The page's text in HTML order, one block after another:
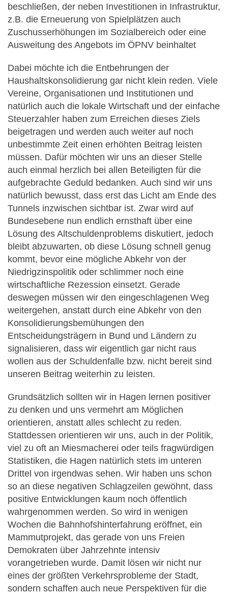
beschließen, der neben Investitionen in Infrastruktur,
z.B. die Erneuerung von Spielplätzen auch
Zuschusserhöhungen im Sozialbereich oder eine
Ausweitung des Angebots im ÖPNV beinhaltet
Dabei möchte ich die Entbehrungen der
Haushaltskonsolidierung gar nicht klein reden. Viele
Vereine, Organisationen und Institutionen und
natürlich auch die lokale Wirtschaft und der einfache
Steuerzahler haben zum Erreichen dieses Ziels
beigetragen und werden auch weiter auf noch
unbestimmte Zeit einen erhöhten Beitrag leisten
müssen. Dafür möchten wir uns an dieser Stelle
auch einmal herzlich bei allen Beteiligten für die
aufgebrachte Geduld bedanken. Auch sind wir uns
natürlich bewusst, dass erst das Licht am Ende des
Tunnels inzwischen sichtbar ist. Zwar wird auf
Bundesebene nun endlich ernsthaft über eine
Lösung des Altschuldenproblems diskutiert, jedoch
bleibt abzuwarten, ob diese Lösung schnell genug
kommt, bevor eine mögliche Abkehr von der
Niedrigzinspolitik oder schlimmer noch eine
wirtschaftliche Rezession einsetzt. Gerade
deswegen müssen wir den eingeschlagenen Weg
weitergehen, anstatt durch eine Abkehr von den
Konsolidierungsbemühungen den
Entscheidungsträgern in Bund und Ländern zu
signalisieren, dass wir eigentlich gar nicht raus
wollen aus der Schuldenfalle bzw. nicht bereit sind
unseren Beitrag weiterhin zu leisten.
Grundsätzlich sollten wir in Hagen lernen positiver
zu denken und uns vermehrt am Möglichen
orientieren, anstatt alles schlecht zu reden.
Stattdessen orientieren wir uns, auch in der Politik,
viel zu oft an Miesmacherei oder teils fragwürdigen
Statistiken, die Hagen natürlich stets im unteren
Drittel von irgendwas sehen. Wir haben uns schon
so an diese negativen Schlagzeilen gewöhnt, dass
positive Entwicklungen kaum noch öffentlich
wahrgenommen werden. So wird in wenigen
Wochen die Bahnhofshinterfahrung eröffnet, ein
Mammutprojekt, das gerade von uns Freien
Demokraten über Jahrzehnte intensiv
vorangetrieben wurde. Damit lösen wir nicht nur
eines der größten Verkehrsprobleme der Stadt,
sondern schaffen auch neue Perspektiven für die